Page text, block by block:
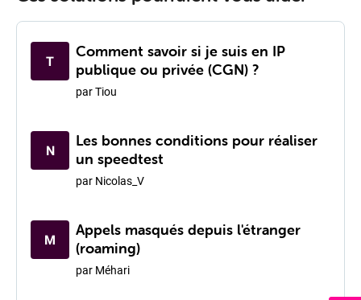
T
Comment savoir si je suis en IP
publique ou privée (CGN) ?
parTiou
N
Les bonnes conditions pour réaliser
un speedtest
par Nicolas_V
M
Appels masqués depuis l'étranger
(roaming)
par Méhari